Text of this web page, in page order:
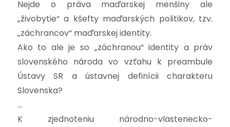
Nejde o práva maďarskej menšiny ale
„živobytie“ a kšefty maďarských politikov, tzv.
„záchrancov“ maďarskej identity.
Ako to ale je so „záchranou“ identity a práv
slovenského národa vo vzťahu k preambule
Ústavy SR a ústavnej definícii charakteru
Slovenska?
…
K zjednoteniu národno-vlastenecko-